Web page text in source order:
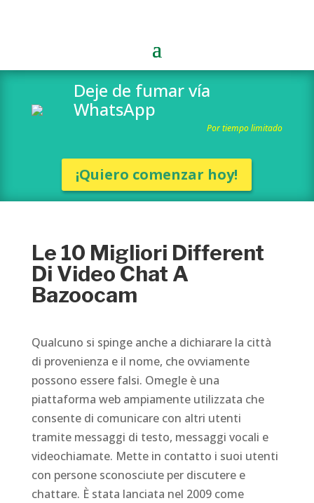
Deje de fumar vía
WhatsApp
Por tiempo limitado
¡Quiero comenzar hoy!
Le 10 Migliori Different
Di Video Chat A
Bazoocam
Qualcuno si spinge anche a dichiarare la città
di provenienza e il nome, che ovviamente
possono essere falsi. Omegle è una
piattaforma web ampiamente utilizzata che
consente di comunicare con altri utenti
tramite messaggi di testo, messaggi vocali e
videochiamate. Mette in contatto i suoi utenti
con persone sconosciute per discutere e
chattare. È stata lanciata nel 2009 come